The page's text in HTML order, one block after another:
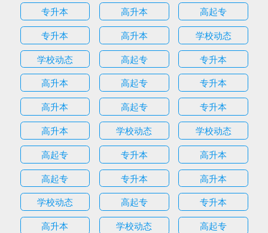
专升本
高升本
高起专
专升本
高升本
学校动态
学校动态
高起专
专升本
高升本
高起专
专升本
高升本
高起专
专升本
高升本
学校动态
学校动态
高起专
专升本
高升本
高起专
专升本
高升本
学校动态
高起专
专升本
高升本
学校动态
高起专